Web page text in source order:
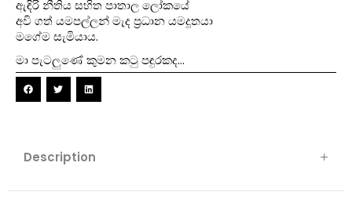
ඇඳිරි නීතිය සහිත පාතාල ලෝකයේ
අවි ගත් යමපල්ලන් මැද ප්‍රධාන යමදූතයා
මගේම සැමියාය.
මා පැටලුණේ කුමන කටු පඳුරකද…
Description